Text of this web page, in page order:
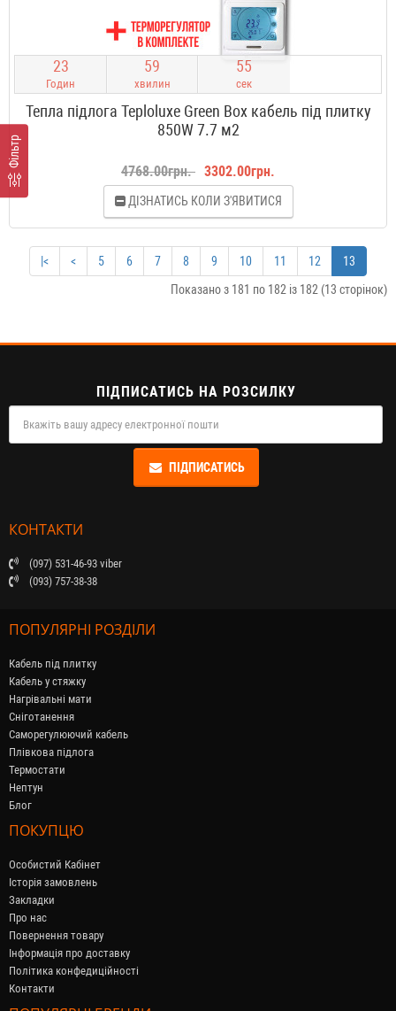
Фільтр
23
Годин
59
хвилин
55
сек
Тепла підлога Teploluxe Green Box кабель під плитку
850W 7.7 м2
4768.00грн. 3302.00грн.
ДІЗНАТИСЬ КОЛИ З'ЯВИТИСЯ
|< < 5 6 7 8 9 10 11 12
13
Показано з 181 по 182 із 182 (13 сторінок)
ПІДПИСАТИСЬ НА РОЗСИЛКУ
ПІДПИСАТИСЬ
КОНТАКТИ
(097) 531-46-93 viber
(093) 757-38-38
ПОПУЛЯРНІ РОЗДІЛИ
Кабель під плитку
Кабель у стяжку
Нагрівальні мати
Сніготанення
Саморегулюючий кабель
Плівкова підлога
Термостати
Нептун
Блог
ПОКУПЦЮ
Особистий Кабінет
Історія замовлень
Закладки
Про нас
Повернення товару
Інформація про доставку
Політика конфедиційності
Контакти